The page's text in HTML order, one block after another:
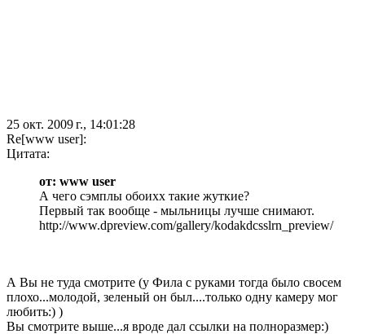
25 окт. 2009 г., 14:01:28
Re[www user]:
Цитата:
от: www user
А чего сэмплы обоихх такие жуткие?
Первый так вообще - мыльницы лучше снимают.
http://www.dpreview.com/gallery/kodakdcsslrn_preview/
А Вы не туда смотрите (у Фила с руками тогда было свосем
плохо...молодой, зеленый он был....только одну камеру мог
любить:) )
Вы смотрите выше...я вроде дал ссылки на полноразмер:)